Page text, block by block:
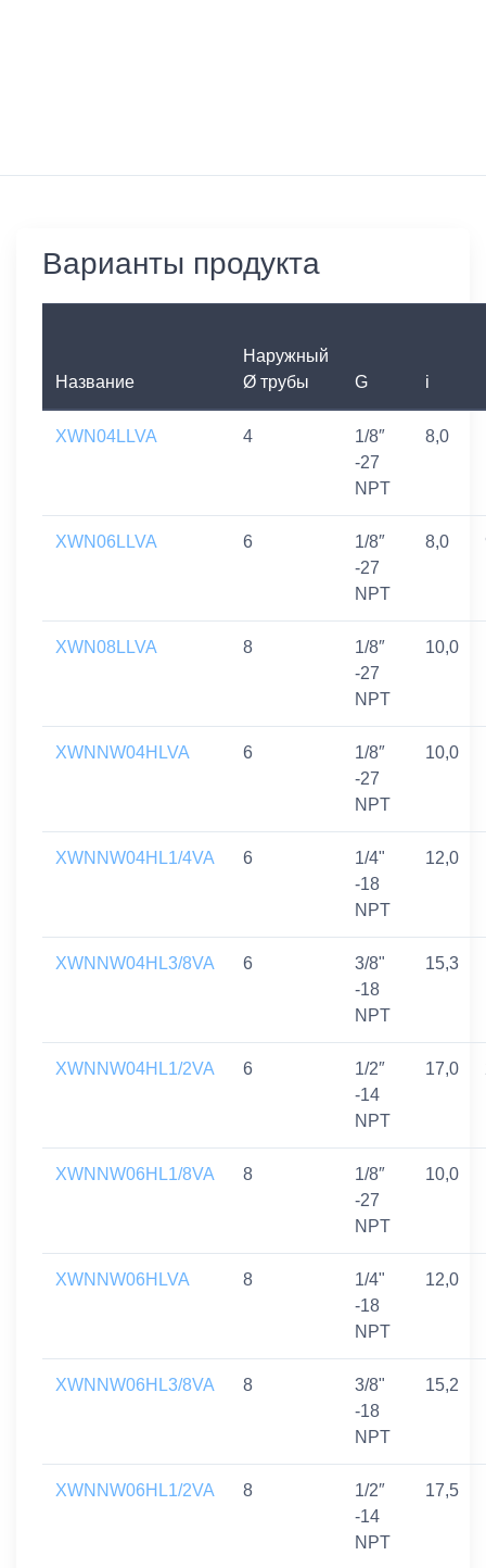
Варианты продукта
Название
Наружный
Ø трубы
G i
XWN04LLVA 4
1/8″
-27
NPT
8,0
XWN06LLVA 6
1/8″
-27
NPT
8,0
XWN08LLVA 8
1/8″
-27
NPT
10,0
XWNNW04HLVA 6
1/8″
-27
NPT
10,0
XWNNW04HL1/4VA 6
1/4"
-18
NPT
12,0
XWNNW04HL3/8VA 6
3/8"
-18
NPT
15,3
XWNNW04HL1/2VA 6
1/2″
-14
NPT
17,0
XWNNW06HL1/8VA 8
1/8″
-27
NPT
10,0
XWNNW06HLVA 8
1/4"
-18
NPT
12,0
XWNNW06HL3/8VA 8
3/8"
-18
NPT
15,2
XWNNW06HL1/2VA 8
1/2″
-14
NPT
17,5